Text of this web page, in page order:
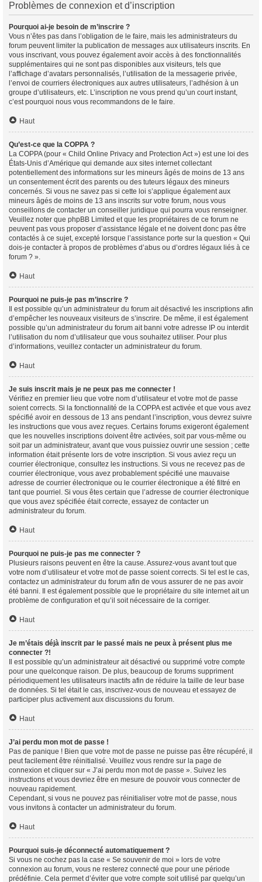
Problèmes de connexion et d’inscription
Pourquoi ai-je besoin de m’inscrire ?
Vous n’êtes pas dans l’obligation de le faire, mais les administrateurs du
forum peuvent limiter la publication de messages aux utilisateurs inscrits. En
vous inscrivant, vous pouvez également avoir accès à des fonctionnalités
supplémentaires qui ne sont pas disponibles aux visiteurs, tels que
l’affichage d’avatars personnalisés, l’utilisation de la messagerie privée,
l’envoi de courriers électroniques aux autres utilisateurs, l’adhésion à un
groupe d’utilisateurs, etc. L’inscription ne vous prend qu’un court instant,
c’est pourquoi nous vous recommandons de le faire.
Haut
Qu’est-ce que la COPPA ?
La COPPA (pour « Child Online Privacy and Protection Act ») est une loi des
États-Unis d’Amérique qui demande aux sites internet collectant
potentiellement des informations sur les mineurs âgés de moins de 13 ans
un consentement écrit des parents ou des tuteurs légaux des mineurs
concernés. Si vous ne savez pas si cette loi s’applique également aux
mineurs âgés de moins de 13 ans inscrits sur votre forum, nous vous
conseillons de contacter un conseiller juridique qui pourra vous renseigner.
Veuillez noter que phpBB Limited et que les propriétaires de ce forum ne
peuvent pas vous proposer d’assistance légale et ne doivent donc pas être
contactés à ce sujet, excepté lorsque l’assistance porte sur la question « Qui
dois-je contacter à propos de problèmes d’abus ou d’ordres légaux liés à ce
forum ? ».
Haut
Pourquoi ne puis-je pas m’inscrire ?
Il est possible qu’un administrateur du forum ait désactivé les inscriptions afin
d’empêcher les nouveaux visiteurs de s’inscrire. De même, il est également
possible qu’un administrateur du forum ait banni votre adresse IP ou interdit
l’utilisation du nom d’utilisateur que vous souhaitez utiliser. Pour plus
d’informations, veuillez contacter un administrateur du forum.
Haut
Je suis inscrit mais je ne peux pas me connecter !
Vérifiez en premier lieu que votre nom d’utilisateur et votre mot de passe
soient corrects. Si la fonctionnalité de la COPPA est activée et que vous avez
spécifié avoir en dessous de 13 ans pendant l’inscription, vous devrez suivre
les instructions que vous avez reçues. Certains forums exigeront également
que les nouvelles inscriptions doivent être activées, soit par vous-même ou
soit par un administrateur, avant que vous puissiez ouvrir une session ; cette
information était présente lors de votre inscription. Si vous aviez reçu un
courrier électronique, consultez les instructions. Si vous ne recevez pas de
courrier électronique, vous avez probablement spécifié une mauvaise
adresse de courrier électronique ou le courrier électronique a été filtré en
tant que pourriel. Si vous êtes certain que l’adresse de courrier électronique
que vous avez spécifiée était correcte, essayez de contacter un
administrateur du forum.
Haut
Pourquoi ne puis-je pas me connecter ?
Plusieurs raisons peuvent en être la cause. Assurez-vous avant tout que
votre nom d’utilisateur et votre mot de passe soient corrects. Si tel est le cas,
contactez un administrateur du forum afin de vous assurer de ne pas avoir
été banni. Il est également possible que le propriétaire du site internet ait un
problème de configuration et qu’il soit nécessaire de la corriger.
Haut
Je m’étais déjà inscrit par le passé mais ne peux à présent plus me
connecter ?!
Il est possible qu’un administrateur ait désactivé ou supprimé votre compte
pour une quelconque raison. De plus, beaucoup de forums suppriment
périodiquement les utilisateurs inactifs afin de réduire la taille de leur base
de données. Si tel était le cas, inscrivez-vous de nouveau et essayez de
participer plus activement aux discussions du forum.
Haut
J’ai perdu mon mot de passe !
Pas de panique ! Bien que votre mot de passe ne puisse pas être récupéré, il
peut facilement être réinitialisé. Veuillez vous rendre sur la page de
connexion et cliquer sur « J’ai perdu mon mot de passe ». Suivez les
instructions et vous devriez être en mesure de pouvoir vous connecter de
nouveau rapidement.
Cependant, si vous ne pouvez pas réinitialiser votre mot de passe, nous
vous invitons à contacter un administrateur du forum.
Haut
Pourquoi suis-je déconnecté automatiquement ?
Si vous ne cochez pas la case « Se souvenir de moi » lors de votre
connexion au forum, vous ne resterez connecté que pour une période
prédéfinie. Cela permet d’éviter que votre compte soit utilisé par quelqu’un